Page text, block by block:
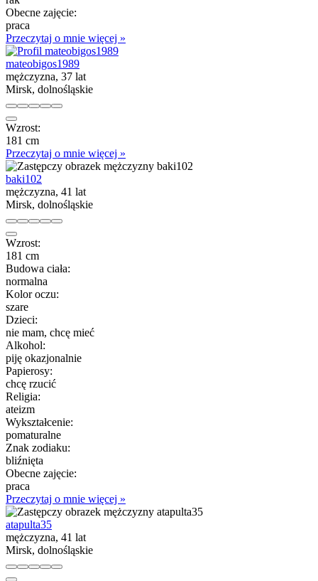
Obecne zajęcie:
praca
Przeczytaj o mnie więcej »
mateobigos1989
mężczyzna, 37 lat
Mirsk, dolnośląskie
Wzrost:
181 cm
Przeczytaj o mnie więcej »
baki102
mężczyzna, 41 lat
Mirsk, dolnośląskie
Wzrost:
181 cm
Budowa ciała:
normalna
Kolor oczu:
szare
Dzieci:
nie mam, chcę mieć
Alkohol:
piję okazjonalnie
Papierosy:
chcę rzucić
Religia:
ateizm
Wykształcenie:
pomaturalne
Znak zodiaku:
bliźnięta
Obecne zajęcie:
praca
Przeczytaj o mnie więcej »
atapulta35
mężczyzna, 41 lat
Mirsk, dolnośląskie